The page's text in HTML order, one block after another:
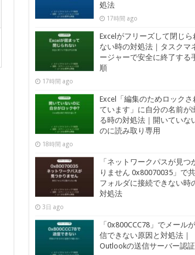
処法
17時間 ago
Excelがフリーズして閉じら
ない時の対処法｜タスクマ
ージャーで安全に終了する
順
17時間 ago
Excel「編集のためロックさ
ています」に自分の名前が
る時の対処法｜開いていな
のに読み取り専用
18時間 ago
「ネットワークパスが見つ
りません 0x80070035」で
フォルダに接続できない時
対処法
3日 ago
「0x800CCC78」でメール
信できない原因と対処法｜
Outlookの送信サーバー認証